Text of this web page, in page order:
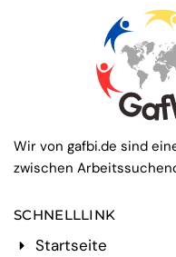
Wir von gafbi.de sind
zwischen
SCHNELLLINK
Startseite